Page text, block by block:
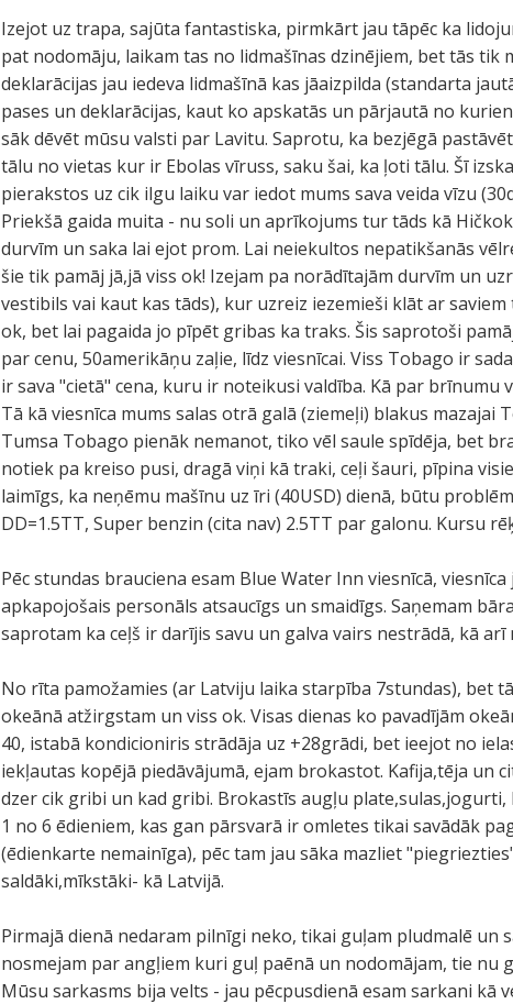
Izejot uz trapa, sajūta fantastiska, pirmkārt jau tāpēc ka
pat nodomāju, laikam tas no lidmašīnas dzinējiem, bet tās tik
deklarācijas jau iedeva lidmašīnā kas jāaizpilda (standarta
pases un deklarācijas, kaut ko apskatās un pārjautā no
sāk dēvēt mūsu valsti par Lavitu. Saprotu, ka bezjēgā
tālu no vietas kur ir Ebolas vīruss, saku šai, ka ļoti tālu. Šī
pierakstos uz cik ilgu laiku var iedot mums sava veida vīzu
Priekšā gaida muita - nu soli un aprīkojums tur tāds kā
durvīm un saka lai ejot prom. Lai neiekultos nepatikšanās
šie tik pamāj jā,jā viss ok! Izejam pa norādītajām durvīm un
vestibils vai kaut kas tāds), kur uzreiz iezemieši klāt ar
ok, bet lai pagaida jo pīpēt gribas ka traks. Šis saprotoši
par cenu, 50amerikāņu zaļie, līdz viesnīcai. Viss Tobago ir
ir sava "cietā" cena, kuru ir noteikusi valdība. Kā par
Tā kā viesnīca mums salas otrā galā (ziemeļi) blakus mazajai
Tumsa Tobago pienāk nemanot, tiko vēl saule spīdēja, bet
notiek pa kreiso pusi, dragā viņi kā traki, ceļi šauri, pīpina
laimīgs, ka neņēmu mašīnu uz īri (40USD) dienā, būtu
DD=1.5TT, Super benzin (cita nav) 2.5TT par galonu. Kursu
Pēc stundas brauciena esam Blue Water Inn viesnīcā,
apkapojošais personāls atsaucīgs un smaidīgs. Saņemam
saprotam ka ceļš ir darījis savu un galva vairs nestrādā, kā
No rīta pamožamies (ar Latviju laika starpība 7stundas), bet
okeānā atžirgstam un viss ok. Visas dienas ko pavadījām
40, istabā kondicioniris strādāja uz +28grādi, bet ieejot no
iekļautas kopējā piedāvājumā, ejam brokastot. Kafija,tēja un
dzer cik gribi un kad gribi. Brokastīs augļu
1 no 6 ēdieniem, kas gan pārsvarā ir omletes tikai savādāk
(ēdienkarte nemainīga), pēc tam jau sāka mazliet
saldāki,mīkstāki- kā Latvijā.
Pirmajā dienā nedaram pilnīgi neko, tikai guļam pludmalē un
nosmejam par angļiem kuri guļ paēnā un nodomājam, tie nu
Mūsu sarkasms bija velts - jau pēcpusdienā esam sarkani kā